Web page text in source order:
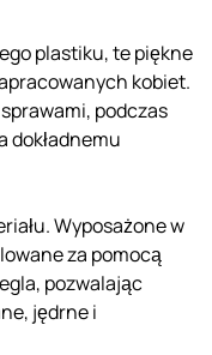
plastiku, te piękne
kobiet.
podczas
dokładnemu
Wyposażone w
za pomocą
pozwalając
jędrne i